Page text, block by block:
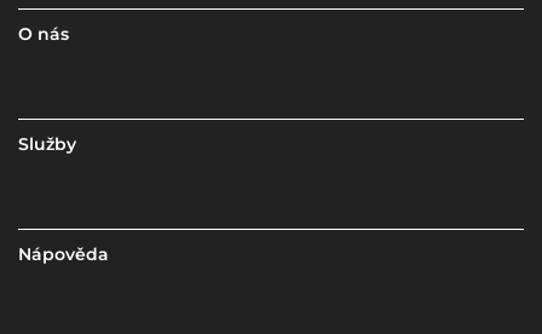
O nás
Služby
Nápověda